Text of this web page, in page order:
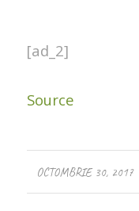
[ad_2]
Source
OCTOMBRIE 30, 2017
/